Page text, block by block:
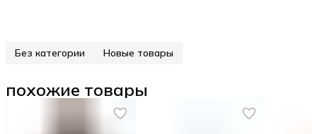
Без категории Новые товары
похожие товары